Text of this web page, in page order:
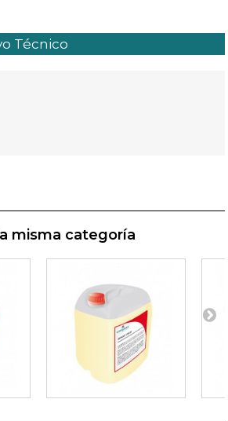
Técnico
misma categoría